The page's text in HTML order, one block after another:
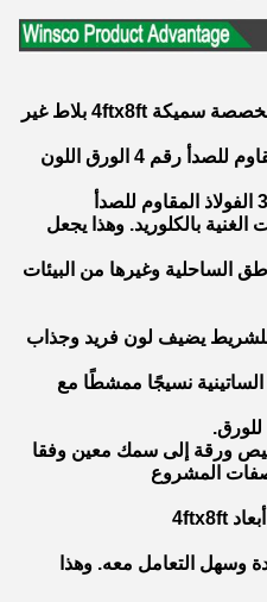
WinscoMetal SS 316 316L مخصصة سميكة 4ftx8ft بلاط غير
1220mmx2440mm الفولاذ المقاوم للصدأ رقم 4 الورق اللون
بالكلوريد. وهذا يجعل
الساحلية وغيرها من البيئات
الطلاء الأزرق رقم 4 للشريط يضيف لون فريد وجذاب
نسيجًا ممشطًا مع
للورق.
المشروع
4- ملاءمة الحجم: الشريحة لديها أبعاد 4ftx8ft
وسهل التعامل معه. وهذا